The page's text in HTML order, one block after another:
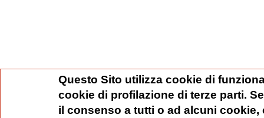
Questo Sito utilizza cookie di
cookie di profilazione di terze parti.
il consenso a tutti o ad alcuni